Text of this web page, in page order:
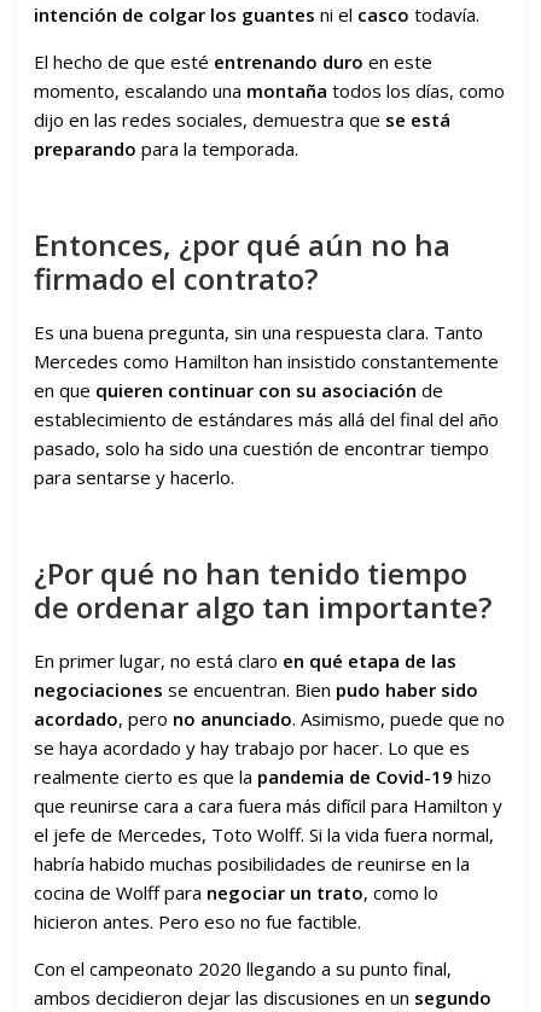
intención de colgar los guantes ni el casco todavía.
El hecho de que esté entrenando duro en este
momento, escalando una montaña todos los días, como
dijo en las redes sociales, demuestra que se está
preparando para la temporada.
Entonces, ¿por qué aún no ha
firmado el contrato?
Es una buena pregunta, sin una respuesta clara. Tanto
Mercedes como Hamilton han insistido constantemente
en que quieren continuar con su asociación de
establecimiento de estándares más allá del final del año
pasado, solo ha sido una cuestión de encontrar tiempo
para sentarse y hacerlo.
¿Por qué no han tenido tiempo
de ordenar algo tan importante?
En primer lugar, no está claro en qué etapa de las
negociaciones se encuentran. Bien pudo haber sido
acordado, pero no anunciado. Asimismo, puede que no
se haya acordado y hay trabajo por hacer. Lo que es
realmente cierto es que la pandemia de Covid-19 hizo
que reunirse cara a cara fuera más difícil para Hamilton y
el jefe de Mercedes, Toto Wolff. Si la vida fuera normal,
habría habido muchas posibilidades de reunirse en la
cocina de Wolff para negociar un trato, como lo
hicieron antes. Pero eso no fue factible.
Con el campeonato 2020 llegando a su punto final,
ambos decidieron dejar las discusiones en un segundo